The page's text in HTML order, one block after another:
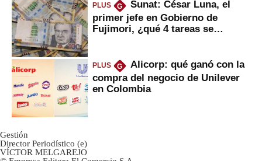
PLUS G
Sunat: César Luna, el
primer jefe en Gobierno de
Fujimori, ¿qué 4 tareas se
PLUS G
Alicorp: qué ganó con la
compra del negocio de Unilever
en Colombia
Gestión
Director Periodístico (e)
VÍCTOR MELGAREJO